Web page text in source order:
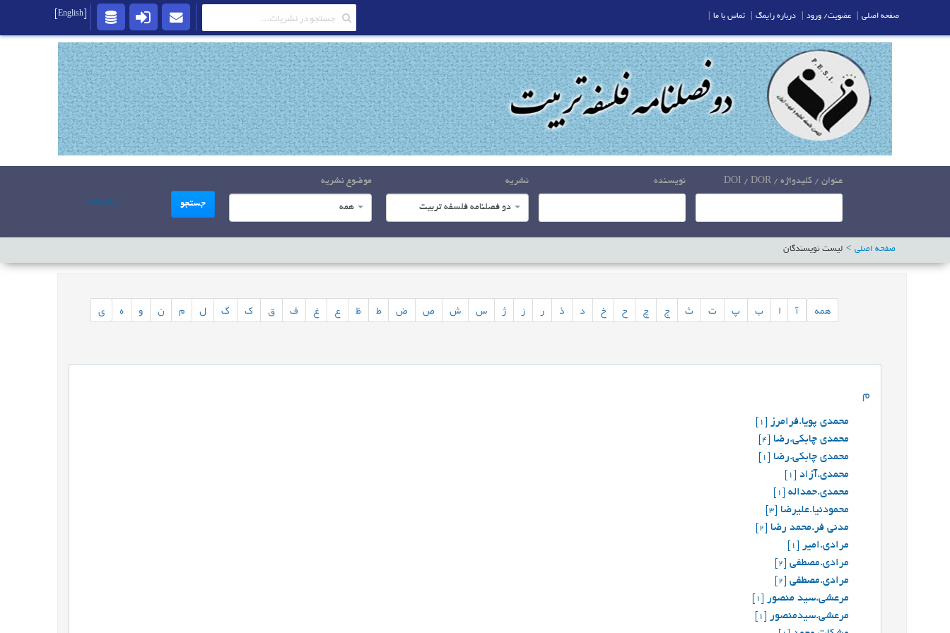
عنوان / کلیدواژه / DOI / DOR نویسنده نشریه
دو فصلنامه فلسفه تربیت
موضوع نشریه
همه جستجو پیشرفته
صفحه اصلی لیست نویسندگان
همه آ ا ب پ ت ث ج چ ح خ د ذ ر ز ژ س ش ص ض ط ظ ع غ ف ق ک گ ل م ن و ه ی
م
محمدی پویا.فرامرز
محمدی چابکی.رضا
محمدی چابکی.رضا
محمدی.آزاد
محمدی.حمداله
محمودنیا.علیرضا
مدنی فر.محمد رضا
مرادی.امیر
مرادی.مصطفی
مرادی.مصطفی
مرعشی.سید منصور
مرعشی.سیدمنصور
صفحه اصلی عضویت/ ورود درباره رایمگ تماس با ما